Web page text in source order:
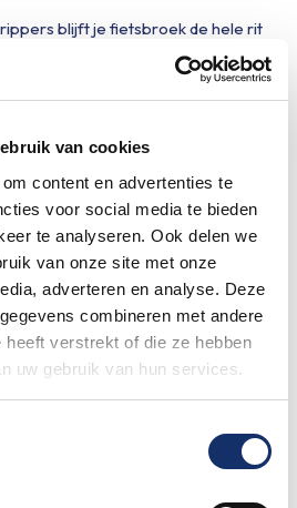
van cookies
content en advertenties te
voor social media te bieden
te analyseren. Ook delen we
van onze site met onze
adverteren en analyse. Deze
combineren met andere
heeft verstrekt of die ze hebben
uw gebruik van hun services.
blijft je fietsbroek de hele rit
in mesh zorgen voor extra
Armstukken 2026